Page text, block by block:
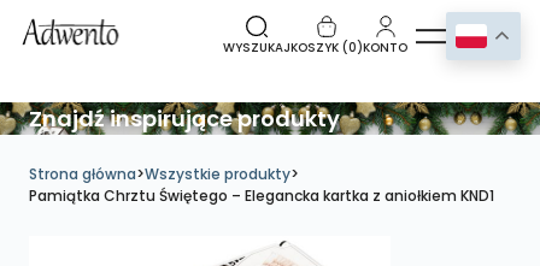
WYSZUKAJKOSZYK (0)KONTO
Znajdź inspirujące produkty
Strona główna>Wszystkie produkty>
Pamiątka Chrztu Świętego – Elegancka kartka z aniołkiem KND1